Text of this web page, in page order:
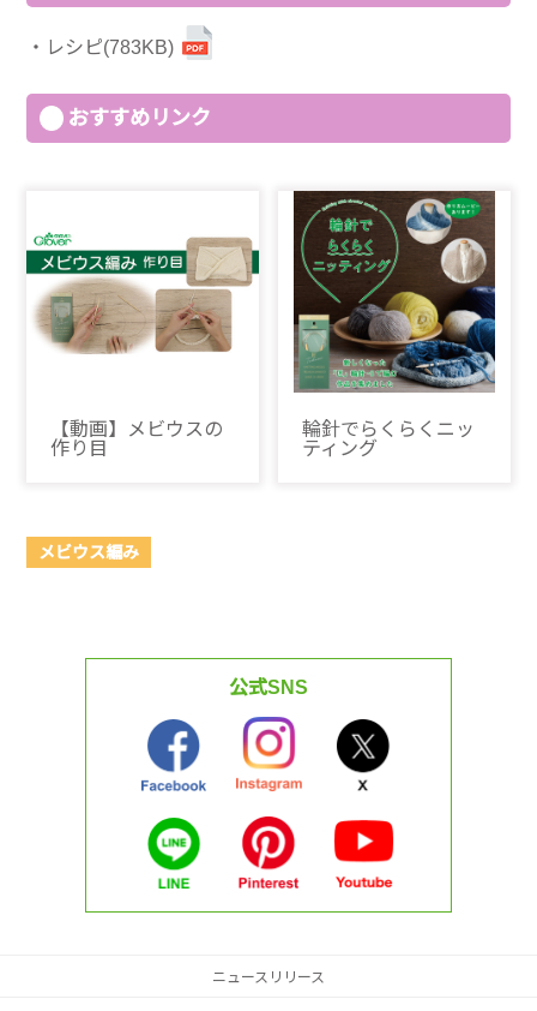
レシピ(783KB)
おすすめリンク
【動画】メビウスの
作り目
輪針でらくらくニッ
ティング
メビウス編み
公式SNS
ニュースリリース